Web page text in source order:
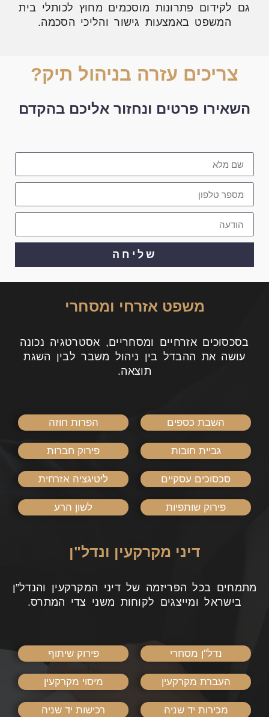
גם לקידום פתרונות מוסכמים מחוץ לכותלי בית
המשפט באמצעות גישור והליכי הסכמה.
צריכים עזרה בניהול תיק?
השאירו פרטים ונחזור אליכם בהקדם
שליחה
השבת כספים הפרות חוזה
גביית חובות פירוק חברות
סכסוכים עסקיים ליטיגציה אזרחית
פירוק שותפיות לשון הרע
משפט אזרחי ומסחרי
בסכסוכים אזרחיים ומסחריים, אסטרטגיה נכונה
עושה את ההבדל בין ניהול משבר לבין השגת
תוצאה.
דיני מקרקעין ונדל"ן
מתמחים בכל הפריזמה של דיני המקרקעין והנדל”ן
בישראל ומייצגים לקוחות משני צדי המתרס.
נדל"ן מסחרי פירוק שיתוף
העברת מקרקעין מיסוי מקרקעין
מכירות יד שניה רכישות יד שניה